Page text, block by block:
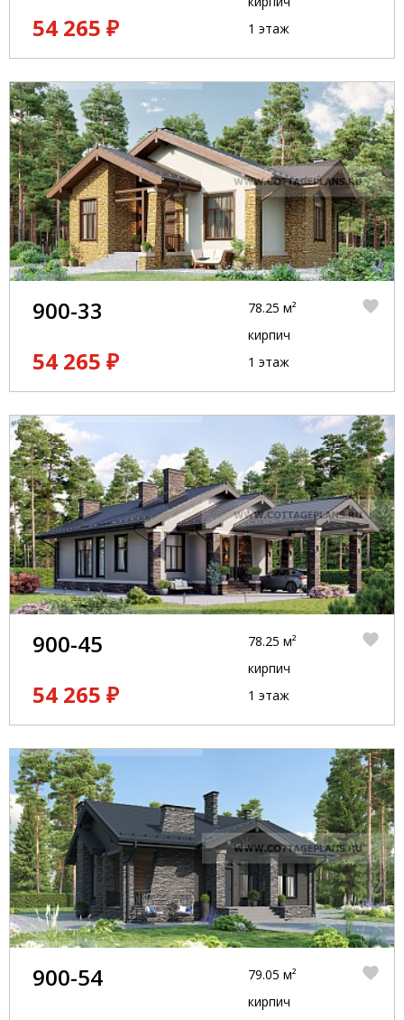
54 265 ₽
1 этаж
900-33
54 265 ₽
78.25 м²
кирпич
1 этаж
900-45
54 265 ₽
78.25 м²
кирпич
1 этаж
900-54
79.05 м²
кирпич